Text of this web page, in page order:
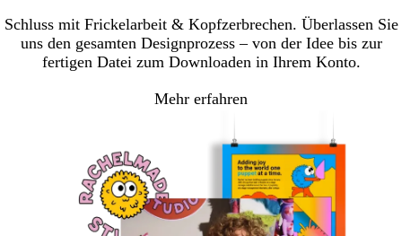
Schluss mit Frickelarbeit & Kopfzerbrechen. Überlassen Sie
uns den gesamten Designprozess – von der Idee bis zur
fertigen Datei zum Downloaden in Ihrem Konto.
Mehr erfahren